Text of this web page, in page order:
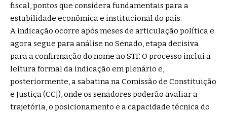
fiscal, pontos que considera fundamentais para a
estabilidade econômica e institucional do país.
A indicação ocorre após meses de articulação política e
agora segue para análise no Senado, etapa decisiva
para a confirmação do nome ao STF. O processo inclui a
leitura formal da indicação em plenário e,
posteriormente, a sabatina na Comissão de Constituição
e Justiça (CCJ), onde os senadores poderão avaliar a
trajetória, o posicionamento e a capacidade técnica do